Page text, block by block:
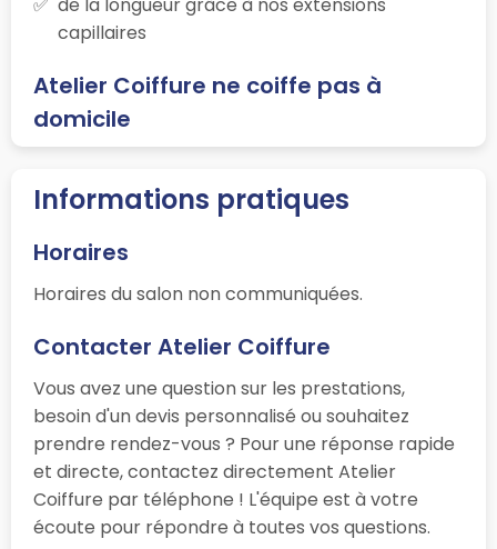
capillaires
Atelier Coiffure ne coiffe pas à
domicile
Informations pratiques
Horaires
Horaires du salon non communiquées.
Contacter Atelier Coiffure
Vous avez une question sur les prestations,
besoin d'un devis personnalisé ou souhaitez
prendre rendez-vous ? Pour une réponse rapide
et directe, contactez directement Atelier
Coiffure par téléphone ! L'équipe est à votre
écoute pour répondre à toutes vos questions.